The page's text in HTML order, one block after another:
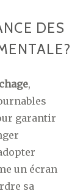
DES
,
garantir
un écran
sa